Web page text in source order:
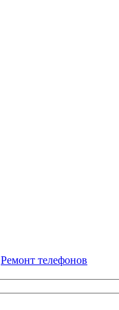
Ремонт телефонов